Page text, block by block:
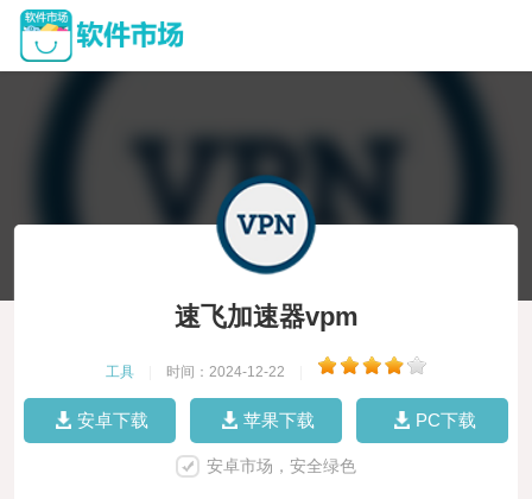
速飞加速器vpm
工具 时间：2024-12-22
安卓下载 苹果下载 PC下载
安卓市场，安全绿色